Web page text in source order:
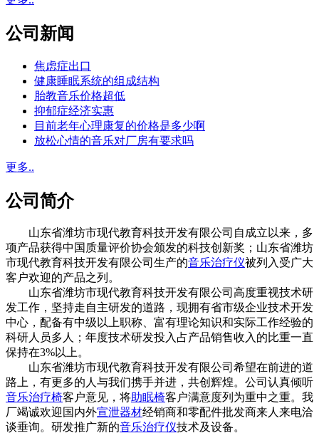
公司新闻
焦虑症出口
健康睡眠系统的组成结构
胎教音乐价格超低
抑郁症经济实惠
目前老年心理康复的价格是多少啊
放松心情的音乐对厂房有要求吗
更多..
公司简介
山东省潍坊市现代教育科技开发有限公司自成立以来，多
项产品获得中国质量评价协会颁发的科技创新奖；山东省潍坊
市现代教育科技开发有限公司生产的音乐治疗仪被列入受广大
客户欢迎的产品之列。
山东省潍坊市现代教育科技开发有限公司高度重视技术研
发工作，坚持走自主研发的道路，现拥有省市级企业技术开发
中心，配备有中级以上职称、富有理论知识和实际工作经验的
科研人员多人；年度技术研发投入占产品销售收入的比重一直
保持在3%以上。
山东省潍坊市现代教育科技开发有限公司希望在前进的道
路上，有更多的人与我们携手并进，共创辉煌。公司认真倾听
音乐治疗椅客户意见，将助眠椅客户满意度列为重中之重。我
厂竭诚欢迎国内外宣泄器材经销商和零配件批发商来人来电洽
谈垂询。研发推广新的音乐治疗仪技术及设备。